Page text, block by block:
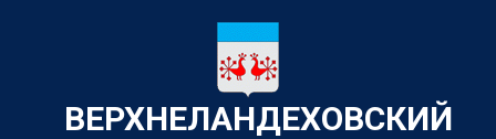
ВЕРХНЕЛАНДЕХОВСКИЙ